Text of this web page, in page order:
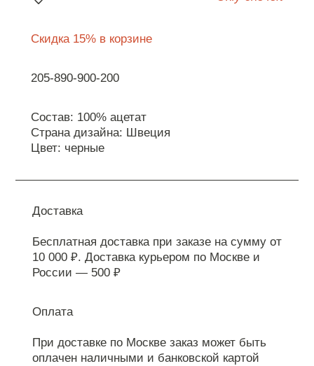
Скидка 15% в корзине
205-890-900-200
Состав: 100% ацетат
Страна дизайна: Швеция
Цвет: черные
Доставка
Бесплатная доставка при заказе на сумму от
10 000 ₽. Доставка курьером по Москве и
России — 500 ₽
Оплата
При доставке по Москве заказ может быть
оплачен наличными и банковской картой